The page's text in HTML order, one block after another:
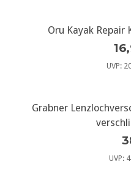
Oru Kayak Repair
UVP:
Grabner
UVP: